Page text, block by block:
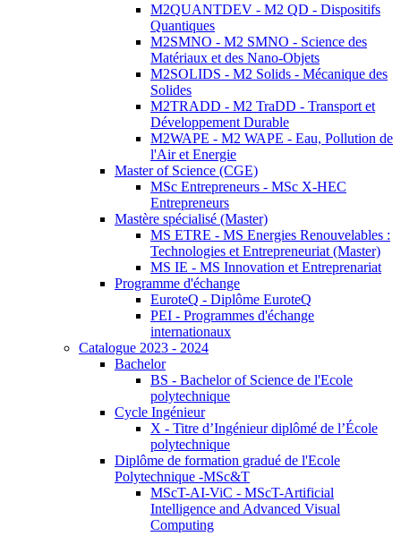
M2QUANTDEV - M2 QD - Dispositifs
Quantiques
M2SMNO - M2 SMNO - Science des
Matériaux et des Nano-Objets
M2SOLIDS - M2 Solids - Mécanique des
Solides
M2TRADD - M2 TraDD - Transport et
Développement Durable
M2WAPE - M2 WAPE - Eau, Pollution de
l'Air et Energie
Master of Science (CGE)
MSc Entrepreneurs - MSc X-HEC
Entrepreneurs
Mastère spécialisé (Master)
MS ETRE - MS Energies Renouvelables :
Technologies et Entrepreneuriat (Master)
MS IE - MS Innovation et Entreprenariat
Programme d'échange
EuroteQ - Diplôme EuroteQ
PEI - Programmes d'échange
internationaux
Catalogue 2023 - 2024
Bachelor
BS - Bachelor of Science de l'Ecole
polytechnique
Cycle Ingénieur
X - Titre d’Ingénieur diplômé de l’École
polytechnique
Diplôme de formation gradué de l'Ecole
Polytechnique -MSc&T
MScT-AI-ViC - MScT-Artificial
Intelligence and Advanced Visual
Computing